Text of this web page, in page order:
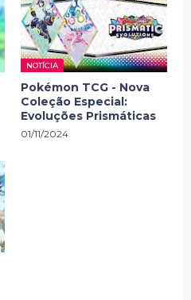
NOTÍCIA
Pokémon TCG - Nova
Coleção Especial:
Evoluções Prismáticas
01/11/2024